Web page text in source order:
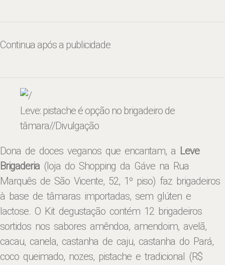
Continua após a publicidade
Leve: pistache é opção no brigadeiro de
tâmara//Divulgação
Dona de doces veganos que encantam, a Leve
Brigaderia (loja do Shopping da Gáve na Rua
Marquês de São Vicente, 52, 1º piso) faz brigadeiros
à base de tâmaras importadas, sem glúten e
lactose. O Kit degustação contém 12 brigadeiros
sortidos nos sabores amêndoa, amendoim, avelã,
cacau, canela, castanha de caju, castanha do Pará,
coco queimado, nozes, pistache e tradicional (R$